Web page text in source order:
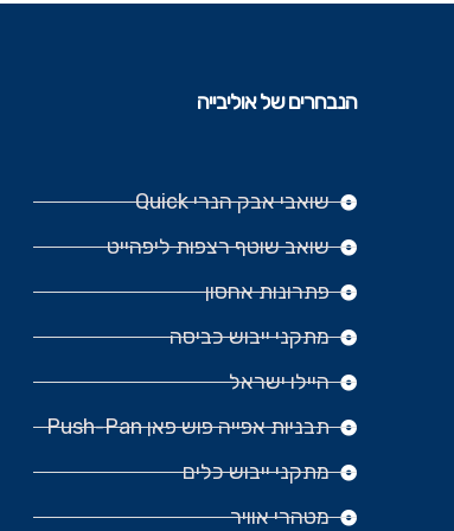
הנבחרים של אוליבייה
שואבי אבק הנרי Quick
שואב שוטף רצפות ליפהייט
פתרונות אחסון
מתקני ייבוש כביסה
היילו ישראל
תבניות אפייה פוש פאן Push-Pan
מתקני ייבוש כלים
מטהרי אוויר